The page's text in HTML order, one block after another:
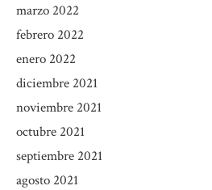
marzo 2022
febrero 2022
enero 2022
diciembre 2021
noviembre 2021
octubre 2021
septiembre 2021
agosto 2021